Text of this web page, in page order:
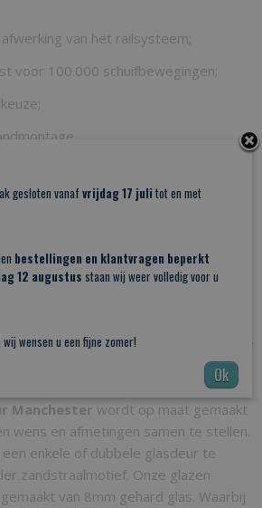
van het railsysteem;
voor 100.000 schuifbewegingen;
- Schuifdeursysteem
glas vandaag nog in onze webshop.
u te creëren. Heeft u vragen over dit
bestelprocedure? Neem dan
Manchester wordt op maat gemaakt
wens en afmetingen samen te stellen.
enkele of dubbele glasdeur te
zandstraalmotief. Onze glazen
van 8mm gehard glas. Waarbij
gesloten vanaf vrijdag 17 juli tot en met
bestellingen en klantvragen beperkt
12 augustus staan wij weer volledig voor u
wensen u een fijne zomer!
Ok